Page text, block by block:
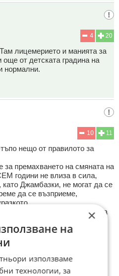
20
4
лицемерието и манията за
още от детската градина на
нормални.
11
10
нещо от правилото за
премахването на смяната на
години не влиза в сила,
Джамбазки, не могат да се
да се възприеме,
а хората на ЕС всяка година
глупост, смяната на
пренастройка на
граждани на ЕС/.
акт срещу човешкото
хатъра на такива, като
×
на
използваме
технологии, за